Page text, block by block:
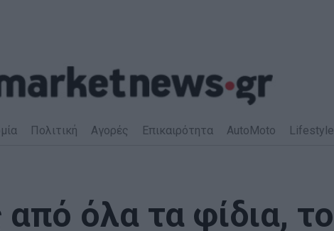
Πολιτική Αγορές Επικαιρότητα AutoMoto Lifestyle
όλα τα φίδια, το